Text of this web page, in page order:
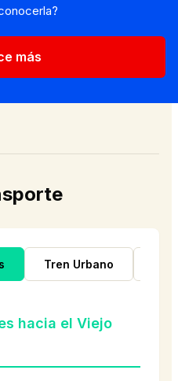
más
Tren Urbano
hacia el Viejo